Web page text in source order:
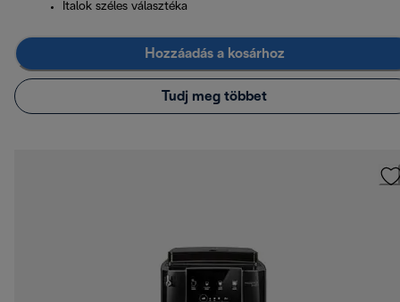
Italok széles választéka
Hozzáadás a kosárhoz
Tudj meg többet